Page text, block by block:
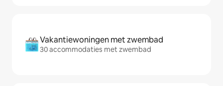
Vakantiewoningen met zwembad
30 accommodaties met zwembad